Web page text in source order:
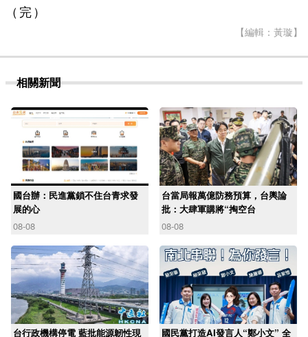
（完）
【編輯：黃璇】
相關新聞
國台辦：民進黨鎖不住台青求發
展的心
08-08
台當局報萬億防務預算，台輿論
批：大肆軍購將“掏空台
08-08
台行政機構停電 藍批能源韌性現 國民黨打造AI發言人“鄭小文” 全